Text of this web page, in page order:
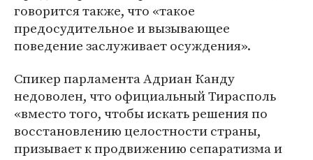
говорится также, что «такое
предосудительное и вызывающее
поведение заслуживает осуждения».
Спикер парламента Адриан Канду
недоволен, что официальный Тирасполь
«вместо того, чтобы искать решения по
восстановлению целостности страны,
призывает к продвижению сепаратизма и